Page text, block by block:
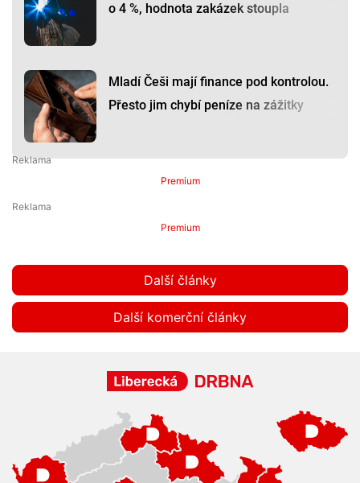
o 4 %, hodnota zakázek stoupla
Mladí Češi mají finance pod kontrolou.
Přesto jim chybí peníze na zážitky
Premium
Premium
Další články
Další komerční články